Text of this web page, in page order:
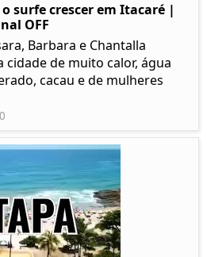
surfe crescer em Itacaré |
OFF
Barbara e Chantalla
cidade de muito calor, água
cacau e de mulheres